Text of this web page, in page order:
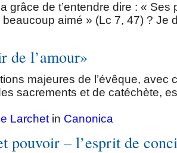
grâce de t’entendre dire : «
beaucoup aimé » (Lc 7, 47) ? Je
de l’amour»
majeures de l’évêque, avec
sacrements et de catéchète,
Larchet in Canonica
pouvoir – l’esprit de